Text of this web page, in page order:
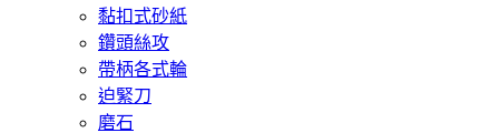
黏扣式砂紙
鑽頭絲攻
帶柄各式輪
迫緊刀
磨石